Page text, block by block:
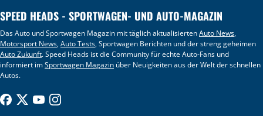
SPEED HEADS - SPORTWAGEN- UND AUTO-MAGAZIN
Das Auto und Sportwagen Magazin mit täglich aktualisiertenAuto News,
Motorsport News,Auto Tests, Sportwagen Berichten und der streng geheimen
Auto Zukunft. Speed Heads ist die Community für echte Auto-Fans und
informiert imSportwagen Magazin über Neuigkeiten aus der Welt der schnellen
Autos.